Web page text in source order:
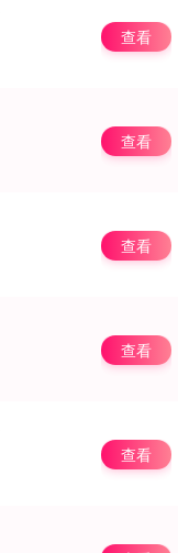
查看
查看
查看
查看
查看